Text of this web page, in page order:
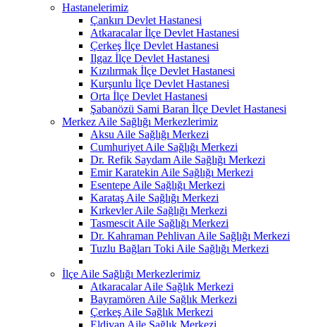
Hastanelerimiz
Çankırı Devlet Hastanesi
Atkaracalar İlçe Devlet Hastanesi
Çerkeş İlçe Devlet Hastanesi
Ilgaz İlçe Devlet Hastanesi
Kızılırmak İlçe Devlet Hastanesi
Kurşunlu İlçe Devlet Hastanesi
Orta İlçe Devlet Hastanesi
Şabanözü Sami Baran İlçe Devlet Hastanesi
Merkez Aile Sağlığı Merkezlerimiz
Aksu Aile Sağlığı Merkezi
Cumhuriyet Aile Sağlığı Merkezi
Dr. Refik Saydam Aile Sağlığı Merkezi
Emir Karatekin Aile Sağlığı Merkezi
Esentepe Aile Sağlığı Merkezi
Karataş Aile Sağlığı Merkezi
Kırkevler Aile Sağlığı Merkezi
Tasmescit Aile Sağlığı Merkezi
Dr. Kahraman Pehlivan Aile Sağlığı Merkezi
Tuzlu Bağları Toki Aile Sağlığı Merkezi
İlçe Aile Sağlığı Merkezlerimiz
Atkaracalar Aile Sağlık Merkezi
Bayramören Aile Sağlık Merkezi
Çerkeş Aile Sağlık Merkezi
Eldivan Aile Sağlık Merkezi